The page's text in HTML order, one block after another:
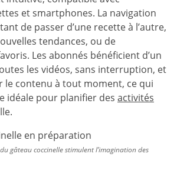
et smartphones. La navigation
de passer d’une recette à l’autre,
tendances, ou de
Les abonnés bénéficient d’un
les vidéos, sans interruption, et
le contenu à tout moment, ce qui
idéale pour planifier des activités
gâteau coccinelle stimulent l’imagination des